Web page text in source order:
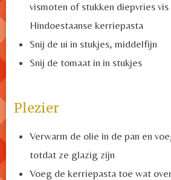
vismoten of stukken diepvries
Hindoestaanse kerriepasta
Snij de ui in stukjes, middelfijn
Snij de tomaat in in stukjes
Plezier
Verwarm de olie in de pan en v
totdat ze glazig zijn
Voeg de kerriepasta toe wat